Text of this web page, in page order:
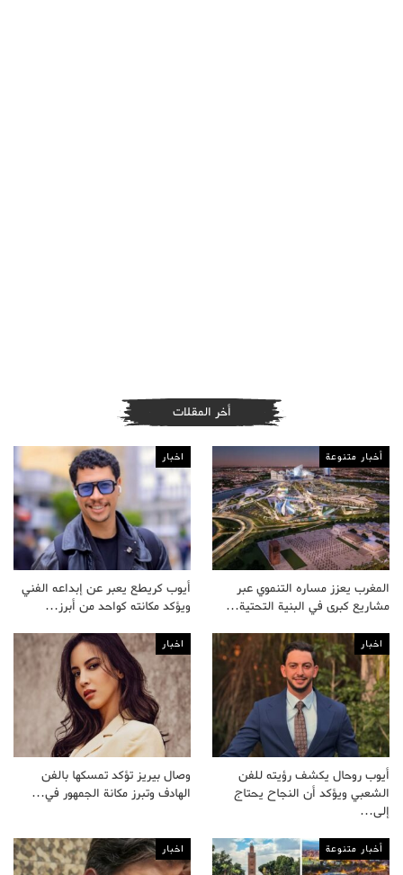
أخر المقلات
أخبار متنوعة
المغرب يعزز مساره التنموي عبر
مشاريع كبرى في البنية التحتية…
اخبار
أيوب كريطع يعبر عن إبداعه الفني
ويؤكد مكانته كواحد من أبرز…
اخبار
أيوب روحال يكشف رؤيته للفن
الشعبي ويؤكد أن النجاح يحتاج
إلى…
اخبار
وصال بيريز تؤكد تمسكها بالفن
الهادف وتبرز مكانة الجمهور في…
أخبار متنوعة اخبار